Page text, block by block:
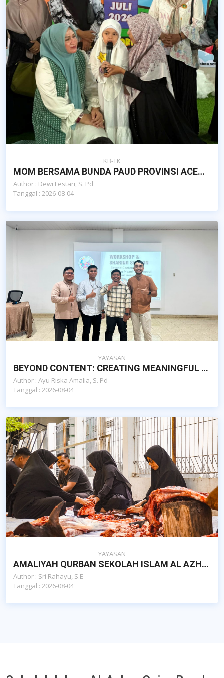
KB-TK
MOM BERSAMA BUNDA PAUD PROVINSI ACEH DAN DAN POKJA BUNDA PAUD KOTA BANDA ACEH
Author : Dewi Lestari, S. Pd
Tanggal : 2026-08-04
YAYASAN
BEYOND CONTENT: CREATING MEANINGFUL IMPACT, SEKOLAH ISLAM AL-AZHAR CAIRO BANDA ACEH
Author : Ayu Riska Amalia, S. Pd
Tanggal : 2026-08-04
YAYASAN
AMALIYAH QURBAN SEKOLAH ISLAM AL AZHAR CAIRO BANDA ACEH
Author : Sri Rahayu, S.E
Tanggal : 2026-08-04